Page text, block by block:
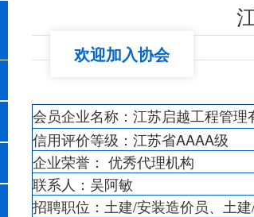
会员企业名称：江苏启越工程管理
信用评价等级：江苏省AAAA级
企业荣誉： 优秀代理机构
联系人：吴阿敏
招聘职位：土建/安装造价员、土
欢迎加入协会